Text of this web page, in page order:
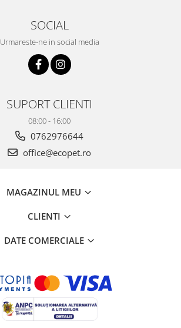
SOCIAL
Urmareste-ne in social media
SUPORT CLIENTI
08:00 - 16:00
0762976644
office@ecopet.ro
MAGAZINUL MEU
CLIENTI
DATE COMERCIALE